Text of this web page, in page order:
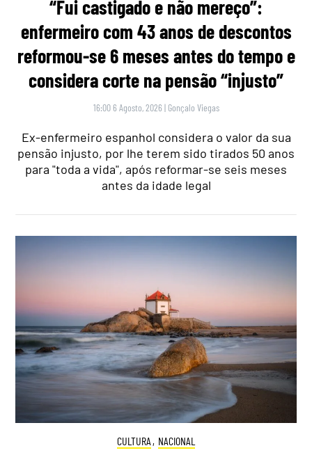
“Fui castigado e não mereço”:
enfermeiro com 43 anos de descontos
reformou-se 6 meses antes do tempo e
considera corte na pensão “injusto”
16:00 6 Agosto, 2026 | Gonçalo Viegas
Ex-enfermeiro espanhol considera o valor da sua
pensão injusto, por lhe terem sido tirados 50 anos
para "toda a vida", após reformar-se seis meses
antes da idade legal
CULTURA , NACIONAL